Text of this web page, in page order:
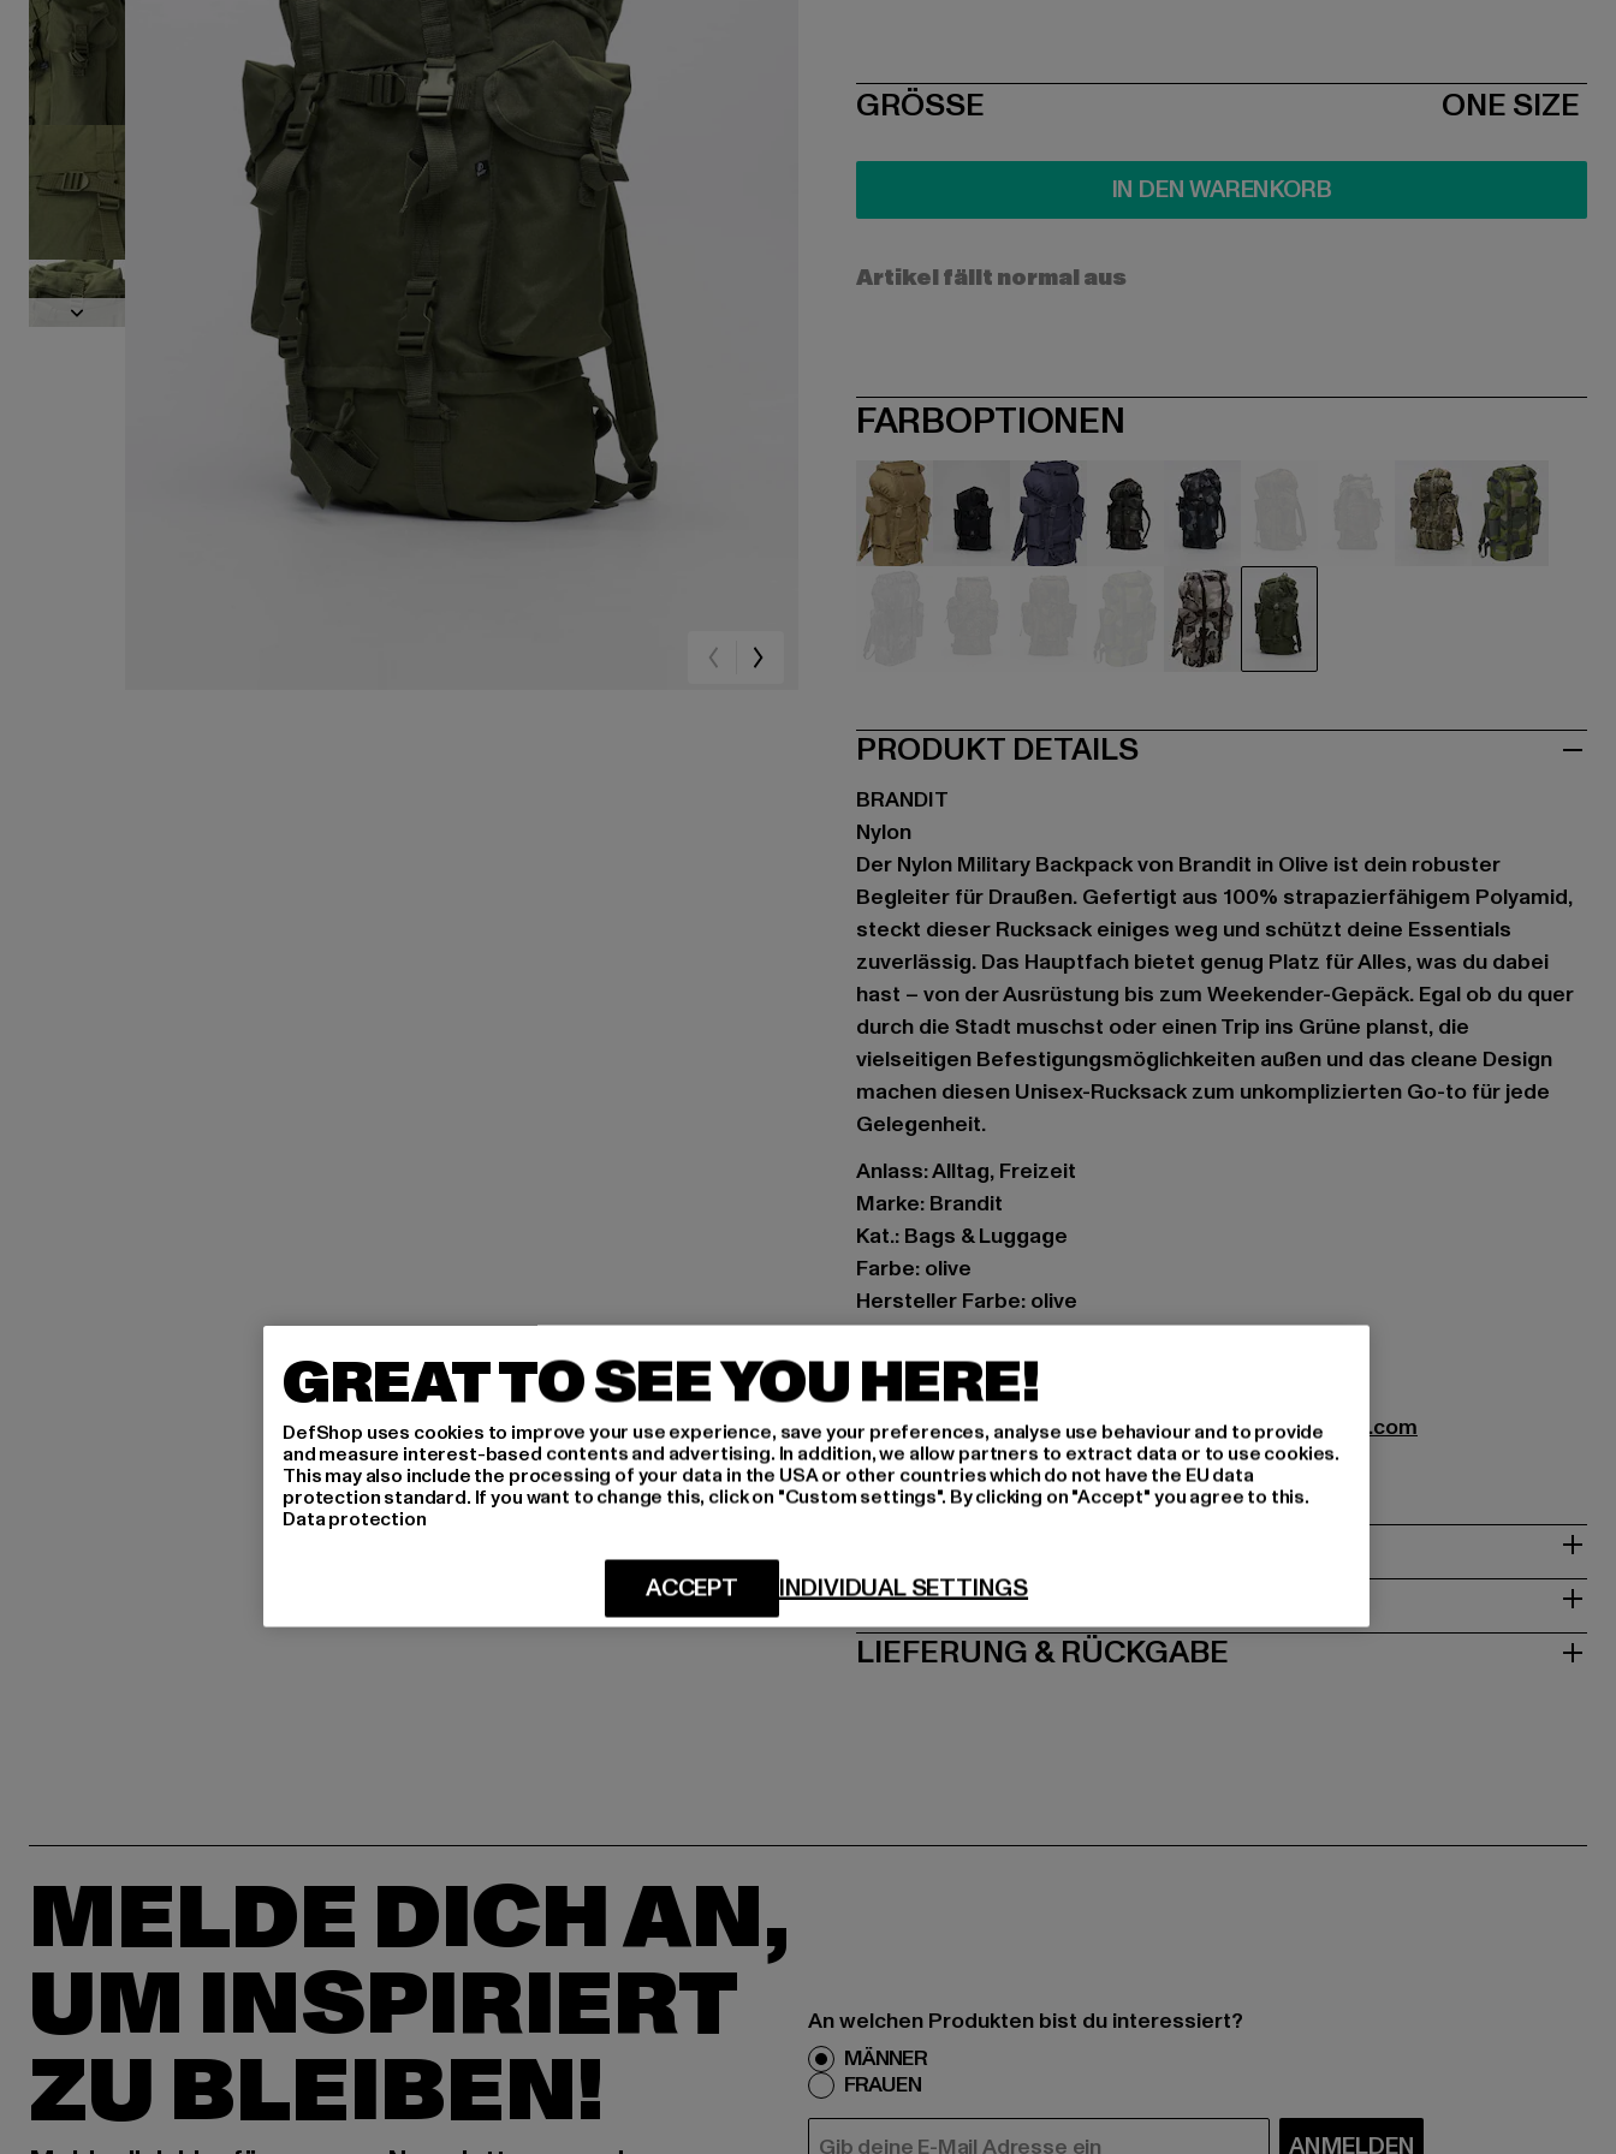
SIZE
GRÖSSE ONE SIZE
IN DEN WARENKORB
Artikel fällt normal aus
FARBOPTIONEN
camouflagecamouflagecamouflage
PRODUKT DETAILS
BRANDIT
Nylon
Der Nylon Military Backpack von Brandit in Olive ist dein robuster
Begleiter für Draußen. Gefertigt aus 100% strapazierfähigem Polyamid,
steckt dieser Rucksack einiges weg und schützt deine Essentials
zuverlässig. Das Hauptfach bietet genug Platz für Alles, was du dabei
hast – von der Ausrüstung bis zum Weekender-Gepäck. Egal ob du quer
durch die Stadt muschst oder einen Trip ins Grüne planst, die
vielseitigen Befestigungsmöglichkeiten außen und das cleane Design
machen diesen Unisex-Rucksack zum unkomplizierten Go-to für jede
Gelegenheit.
Anlass: Alltag, Freizeit
Marke: Brandit
Kat.: Bags & Luggage
Farbe: olive
Hersteller Farbe: olive
Materialzusammensetzung: 100% Polyamid
Art.Nr: BD8003-00176
Hersteller: Brandit Textil GmbH |info@brandit-wear.com
Spichernstraße 6a | 50672 Köln | DE
PFLEGEHINWEISE
LIEFERUNG & RÜCKGABE
MELDE DICH AN,
UM INSPIRIERT
ZU BLEIBEN!
An welchen Produkten bist du interessiert?
MÄNNER
FRAUEN
ANMELDEN
GREAT TO SEE YOU HERE!
DefShop uses cookies to improve your use experience, save your preferences, analyse use behaviour and to provide
and measure interest-based contents and advertising. In addition, we allow partners to extract data or to use cookies.
This may also include the processing of your data in the USA or other countries which do not have the EU data
protection standard. If you want to change this, click on "Custom settings". By clicking on "Accept" you agree to this.
Data protection
INDIVIDUAL SETTINGS
ACCEPT